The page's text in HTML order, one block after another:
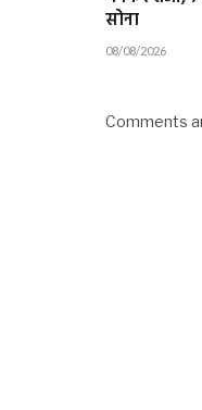
सोना
08/08/2026
Comments